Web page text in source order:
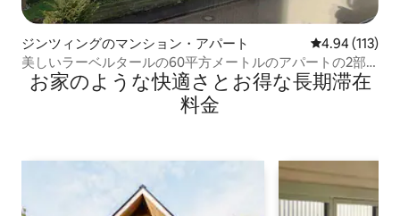
ジンツィングのマンション・アパート レビュー113
4.94 (113)
美しいラーベルタールの60平方メートルのアパートの2部
屋
お家のような快⁠適⁠さ⁠とお⁠得⁠な長⁠期⁠滞⁠在
料⁠金